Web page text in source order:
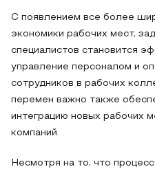
С появлением все более
экономики рабочих мест,
специалистов становится
управление персоналом и
сотрудников в рабочих
перемен важно также
интеграцию новых рабочих
компаний.
Несмотря на то, что